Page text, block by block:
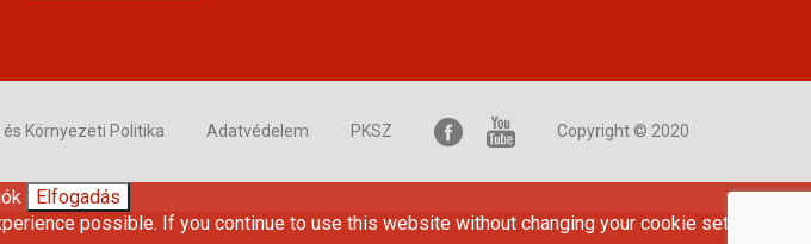
és Környezeti Politika Adatvédelem PKSZ Copyright © 2020
Elfogadás
possible. If you continue to use this website without changing your cookie settings or